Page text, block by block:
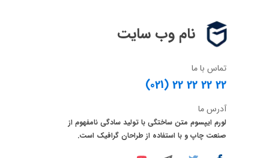
نام وب سایت
تماس با ما
(021) 22 22 22 22
آدرس ما
لورم ایپسوم متن ساختگی با تولید سادگی نامفهوم از
صنعت چاپ و با استفاده از طراحان گرافیک است.